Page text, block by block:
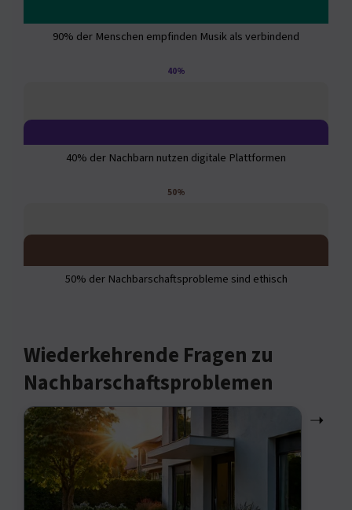
90% der Menschen empfinden Musik als verbindend
40%
40% der Nachbarn nutzen digitale Plattformen
50%
50% der Nachbarschaftsprobleme sind ethisch
Wiederkehrende Fragen zu
Nachbarschaftsproblemen
➝